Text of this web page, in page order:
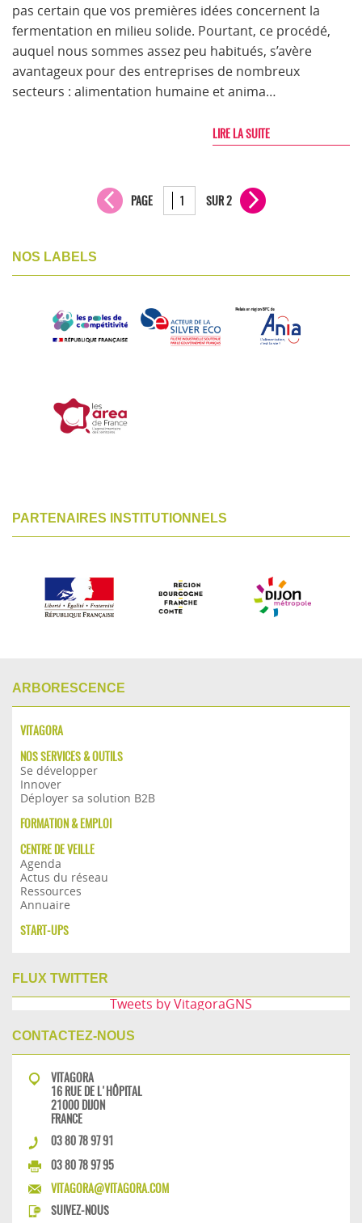
pas certain que vos premières idées concernent la
fermentation en milieu solide. Pourtant, ce procédé,
auquel nous sommes assez peu habitués, s’avère
avantageux pour des entreprises de nombreux
secteurs : alimentation humaine et anima…
LIRE LA SUITE
PAGE SUR 2
NOS LABELS
PARTENAIRES INSTITUTIONNELS
ARBORESCENCE
VITAGORA
NOS SERVICES & OUTILS
Se développer
Innover
Déployer sa solution B2B
FORMATION & EMPLOI
CENTRE DE VEILLE
Agenda
Actus du réseau
Ressources
Annuaire
START-UPS
FLUX TWITTER
Tweets by VitagoraGNS
CONTACTEZ-NOUS
VITAGORA
16 RUE DE L'HÔPITAL
21000 DIJON
FRANCE
03 80 78 97 91
03 80 78 97 95
VITAGORA@VITAGORA.COM
SUIVEZ-NOUS